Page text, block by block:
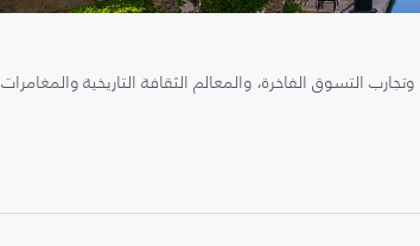
التسوق الفاخرة، والمعالم الثقافة التاريخية والمغامرات